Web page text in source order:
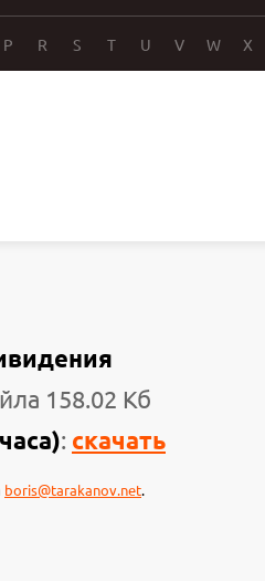
P R S T U V W X
158.02 Кб
: скачать
boris@tarakanov.net.